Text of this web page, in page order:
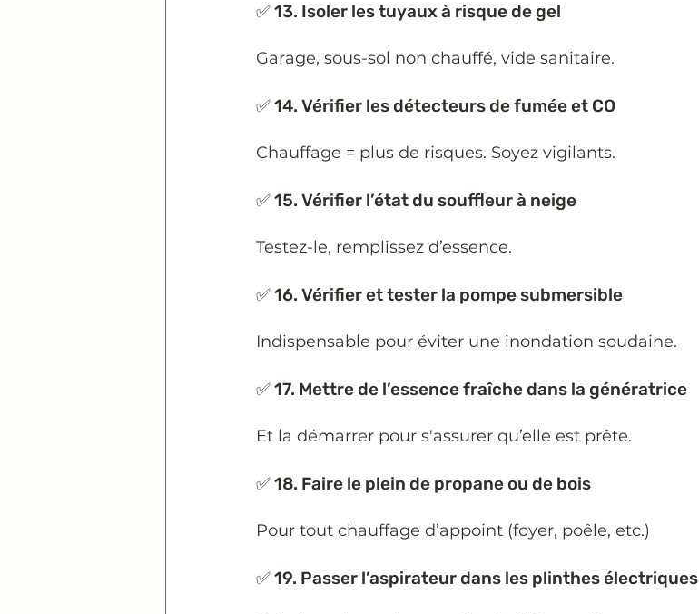
✅ 13. Isoler les tuyaux à risque de gel
Garage, sous-sol non chauffé, vide sanitaire.
✅ 14. Vérifier les détecteurs de fumée et CO
Chauffage = plus de risques. Soyez vigilants.
✅ 15. Vérifier l’état du souffleur à neige
Testez-le, remplissez d’essence.
✅ 16. Vérifier et tester la pompe submersible
Indispensable pour éviter une inondation soudaine.
✅ 17. Mettre de l’essence fraîche dans la génératrice
Et la démarrer pour s'assurer qu’elle est prête.
✅ 18. Faire le plein de propane ou de bois
Pour tout chauffage d’appoint (foyer, poêle, etc.)
✅ 19. Passer l’aspirateur dans les plinthes électriques